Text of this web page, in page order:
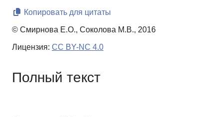
Копировать для цитаты
© Смирнова Е.О., Соколова М.В., 2016
Лицензия: CC BY-NC 4.0
Полный текст